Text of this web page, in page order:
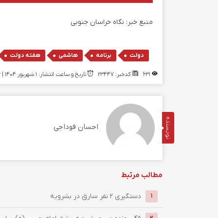
منبع خبر: نگاه خراسان جنوبی
دولت , برنامه , هاشمی , هفته دولت
کدخبر: 23447 تاریخ و ساعت انتشار: ۱ شهریور ۱۴۰۴ | 07:16
نویسنده احسان فوداجی
مطالب مرتبط
1 دستگيري 2 نفر سارق در بشرويه